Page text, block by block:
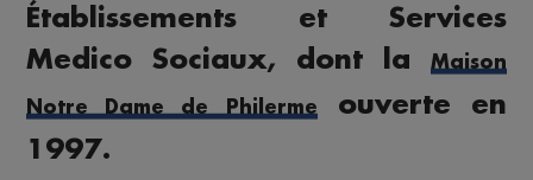
Établissements et Services
Medico Sociaux, dont la
Maison
Notre Dame de Philerme
ouverte en
1997.